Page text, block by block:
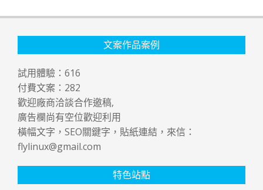
文案作品案例
試用體驗： 616
付費文案： 282
歡迎廠商洽談合作邀稿,
廣告欄尚有空位歡迎利用
橫幅文字，SEO關鍵字，貼紙連結，來信：
flylinux@gmail.com
特色站點